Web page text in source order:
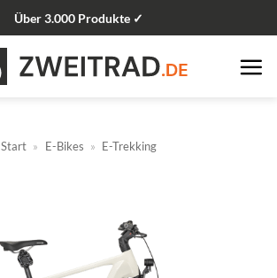
Über 3.000 Produkte ✓
Start » E-Bikes » E-Trekking